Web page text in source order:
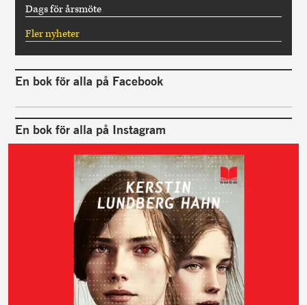
Dags för årsmöte
Fler nyheter
En bok för alla på Facebook
En bok för alla på Instagram